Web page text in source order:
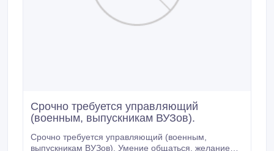
Срочно требуется управляющий
(военным, выпускникам ВУЗов).
Срочно требуется управляющий (военным,
выпускникам ВУЗов). Умение общаться, желание